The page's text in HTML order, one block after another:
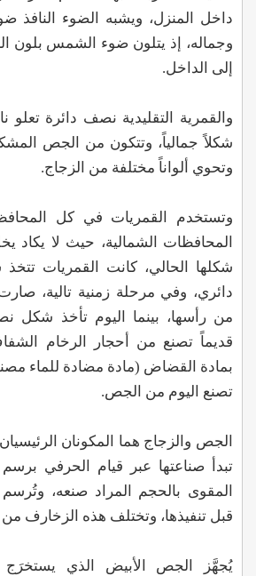
داخل المنزل، ويشبه الضوء النافذ
وجماله، إذ يتلون ضوء الشمس بلون
إلى الداخل.
والقمرية التقليدية نصف دائرة تعلو
شكلاً جمالياً، وتتكون من الجص
وتحوي ألواناً مختلفة من الزجاج.
وتستخدم القمريات في كل
المحافظات الشمالية، حيث لا يكاد
شكلها الحالي، كانت القمريات تتخذ
دائري، وفي مرحلة زمنية تالية،
من رأسها، بينما اليوم تأخذ شكل
قديماً تصنع من أحجار الرخام
بمادة القضاض (مادة مضادة للماء
تصنع اليوم من الجص.
الجص والزجاج هما المكونان الرئيسيان
تبدأ صناعتها عبر قيام الحرفي
المقوى بالحجم المراد صنعه،
قبل تنفيذها، وتختلف هذه الزخارف
يُجهَّز الجص الأبيض الذي